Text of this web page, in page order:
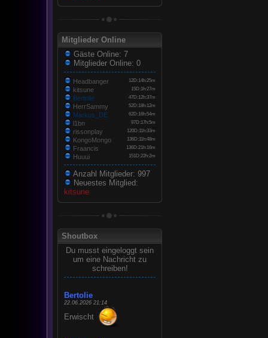
Mitglieder Online
Gäste Online: 7
Mitglieder Online: 0
Headbanger 12D:14h:25m
kitsune 15D:1h:27m
Bertolie 47D:12h:37m
HerrSammy 52D:18h:12m
Markus_DE 62D:16h:54m
l1bn 97D:17h:5m
rissonplay 120D:11h:33m
KongoMongo 136D:11h:48m
Fraancis 136D:21h:16m
Huuui 151D:22h:2m
Anzahl Mitglieder: 997
Neuestes Mitglied:
kitsune
Shoutbox
Du musst eingeloggt sein
um eine Nachricht zu
schreiben!
Bertolie
22.06.2026 21:14
Erwischt